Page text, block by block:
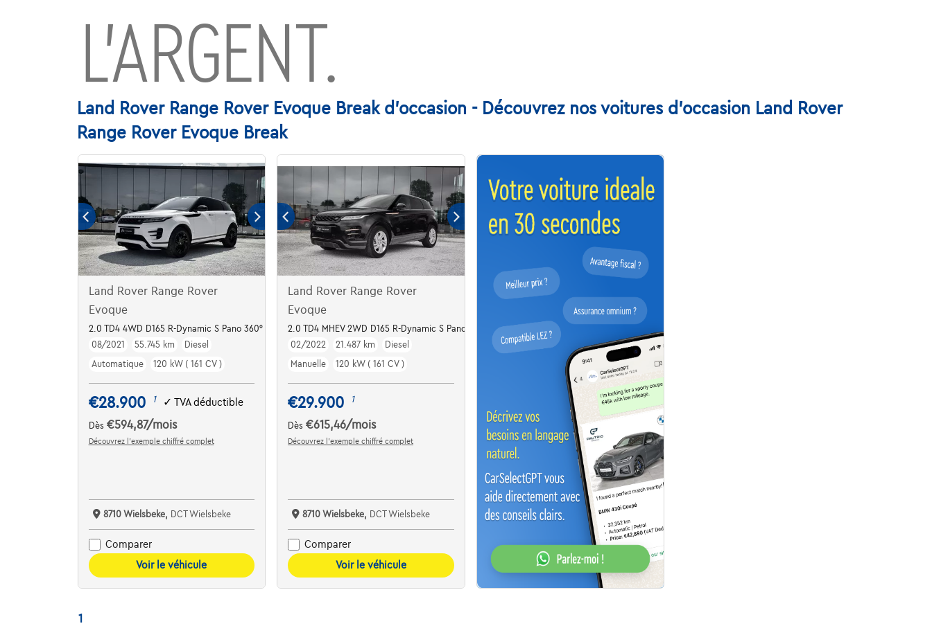
Land Rover Range Rover Evoque Break d'occasion - Découvrez nos voitures d'occasion Land Rover
Range Rover Evoque Break
L’ARGENT.
Land Rover Range Rover
Evoque
2.0 TD4 4WD D165 R-Dynamic S Pano 360°
08/2021
55.745 km
Diesel
Automatique
120 kW ( 161 CV )
€28.900 1 ✓ TVA déductible
Dès €594,87/mois
Découvrez l’exemple chiffré complet
8710 Wielsbeke, DCT Wielsbeke
Comparer
Voir le véhicule
Land Rover Range Rover
Evoque
2.0 TD4 MHEV 2WD D165 R-Dynamic S Pano
02/2022
21.487 km
Diesel
Manuelle
120 kW ( 161 CV )
€29.900 1
Dès€615,46/mois
Découvrez l’exemple chiffré complet
8710 Wielsbeke, DCT Wielsbeke
Comparer
Voir le véhicule
1